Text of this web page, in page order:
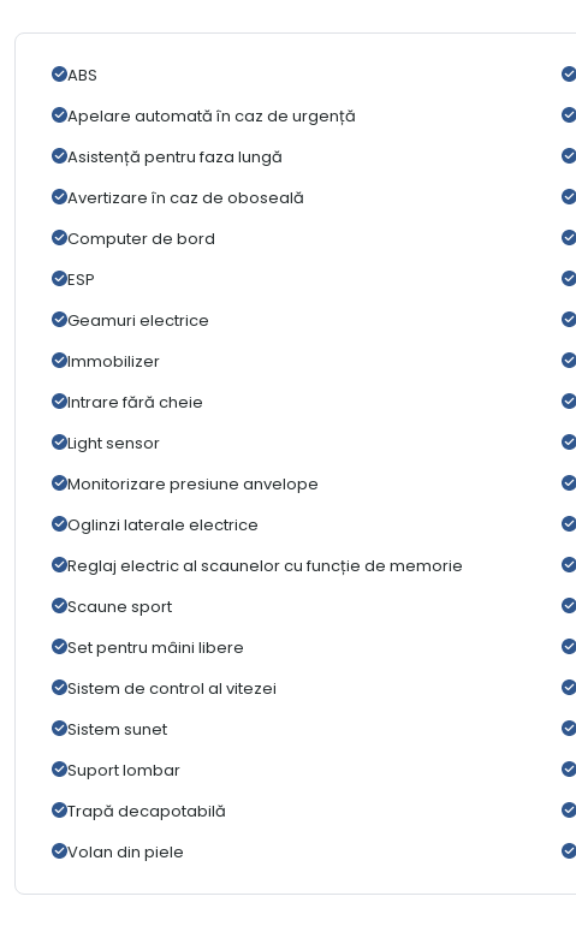
ABS
Apelare automată în caz de urgență
Asistență pentru faza lungă
Avertizare în caz de oboseală
Computer de bord
ESP
Geamuri electrice
Immobilizer
Intrare fără cheie
Light sensor
Monitorizare presiune anvelope
Oglinzi laterale electrice
Reglaj electric al scaunelor cu funcție de memorie
Scaune sport
Set pentru mâini libere
Sistem de control al vitezei
Sistem sunet
Suport lombar
Trapă decapotabilă
Volan din piele